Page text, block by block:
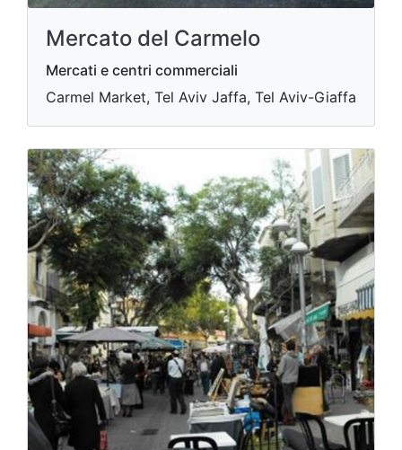
Mercato del Carmelo
Mercati e centri commerciali
Carmel Market, Tel Aviv Jaffa, Tel Aviv-Giaffa